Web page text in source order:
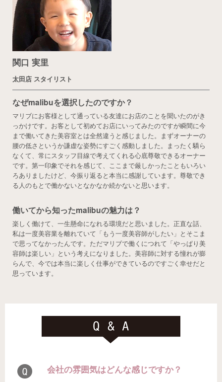
関口 実里
太田店 スタイリスト
なぜmalibuを選択したのですか？
マリブにお客様として通っている友達にお店のことを聞いたのがき
っかけです。お客として初めてお店にいってみたのですが瞬間に今
まで働いてきた美容室とは全然違うと感じました。まずオーナーの
腰の低さというか謙虚な姿勢にすごく感動しました。まったく驕ら
なくて、常にスタッフ目線で考えてくれる心底尊敬できるオーナー
です。第一印象でそれを感じて、ここまで厳しかったこともいろい
ろありましたけど、今振り返ると本当に感謝しています。尊敬でき
る人のもとで働かないとなかなか続かないと思います。
働いてから知ったmalibuの魅力は？
楽しく働けて、一生懸命になれる環境だと思いました。正直な話、
私は一度美容業を離れていて「もう一度美容師がしたい」とそこま
で思ってなかったんです。ただマリブで働くにつれて「やっぱり美
容師は楽しい」という考えになりました。美容師に対する憧れが膨
らんで、今では本当に楽しく仕事ができているのですごく幸せだと
思っています。
会社の雰囲気はどんな感じですか？